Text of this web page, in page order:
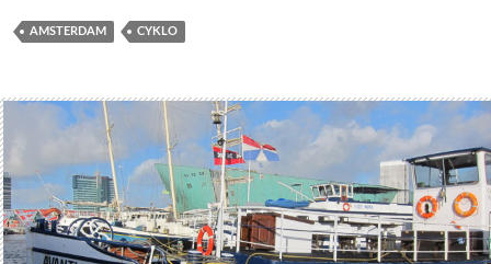
AMSTERDAM CYKLO